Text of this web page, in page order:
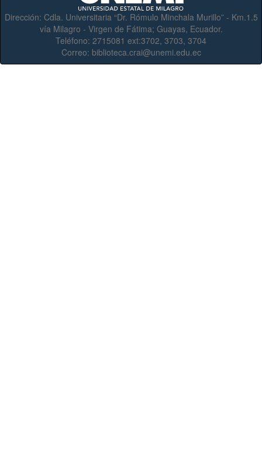
Dirección: Cdla. Universitaria “Dr. Rómulo Minchala Murillo” - Km.1.5
vía Milagro - Virgen de Fátima; Guayas, Ecuador.
Teléfono: 2715081 ext:3702, 3703, 3704
Correo: biblioteca.crai@unemi.edu.ec